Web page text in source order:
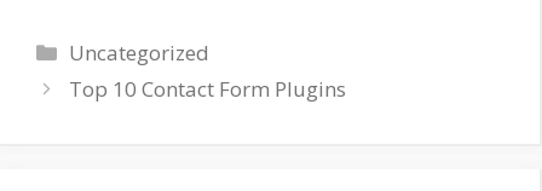
Categorieën
Uncategorized
Top 10 Contact Form Plugins